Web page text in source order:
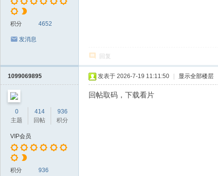
积分 4652
发消息
回复
1099069895
0
主题
414
回帖
936
积分
VIP会员
积分 936
发表于 2026-7-19 11:11:50 显示全部楼层
回帖取码，下载看片